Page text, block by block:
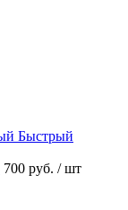
Быстрый
700 руб. / шт